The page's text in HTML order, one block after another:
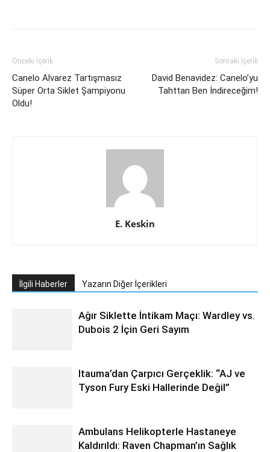
Önceki İçerik
Canelo Alvarez Tartışmasız
Süper Orta Siklet Şampiyonu
Oldu!
Sonraki İçerik
David Benavidez: Canelo’yu
Tahttan Ben İndireceğim!
E. Keskin
İlgili Haberler Yazarın Diğer İçerikleri
Ağır Siklette İntikam Maçı: Wardley vs.
Dubois 2 İçin Geri Sayım
Itauma’dan Çarpıcı Gerçeklik: “AJ ve
Tyson Fury Eski Hallerinde Değil”
Ambulans Helikopterle Hastaneye
Kaldırıldı: Raven Chapman’ın Sağlık